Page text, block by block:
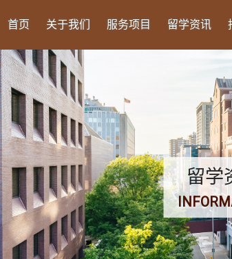
首页 关于我们 服务项目 留学资讯
留学